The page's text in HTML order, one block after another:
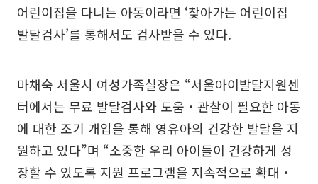
어린이집을 다니는 아동이라면 ‘찾아가는 어린이집
발달검사’를 통해서도 검사받을 수 있다.
마채숙 서울시 여성가족실장은 “서울아이발달지원센
터에서는 무료 발달검사와 도움‧관찰이 필요한 아동
에 대한 조기 개입을 통해 영유아의 건강한 발달을 지
원하고 있다”며 “소중한 우리 아이들이 건강하게 성
장할 수 있도록 지원 프로그램을 지속적으로 확대‧